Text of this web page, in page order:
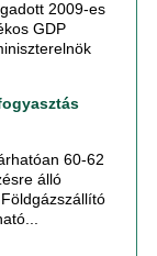
2009-es
GDP
60-62
álló